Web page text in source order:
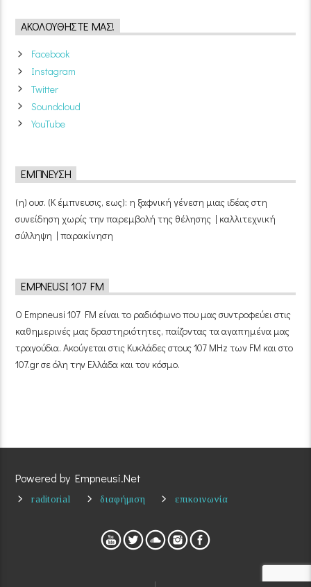
ΑΚΟΛΟΥΘΉΣΤΕ ΜΑΣ!
Facebook
Instagram
Twitter
Soundcloud
YouTube
ΈΜΠΝΕΥΣΗ
(η) ουσ. (Κ έμπνευσις, εως): η ξαφνική γένεση μιας ιδέας στη
συνείδηση χωρίς την παρεμβολή της θέλησης | καλλιτεχνική
σύλληψη | παρακίνηση
EMPNEUSI 107 FM
Ο Empneusi 107 FM είναι το ραδιόφωνο που μας συντροφεύει στις
καθημερινές μας δραστηριότητες, παίζοντας τα αγαπημένα μας
τραγούδια. Ακούγεται στις Κυκλάδες στους 107 MHz των FM και στο
107.gr σε όλη την Ελλάδα και τον κόσμο.
Powered by Empneusi.Net
raditorial διαφήμιση επικοινωνία